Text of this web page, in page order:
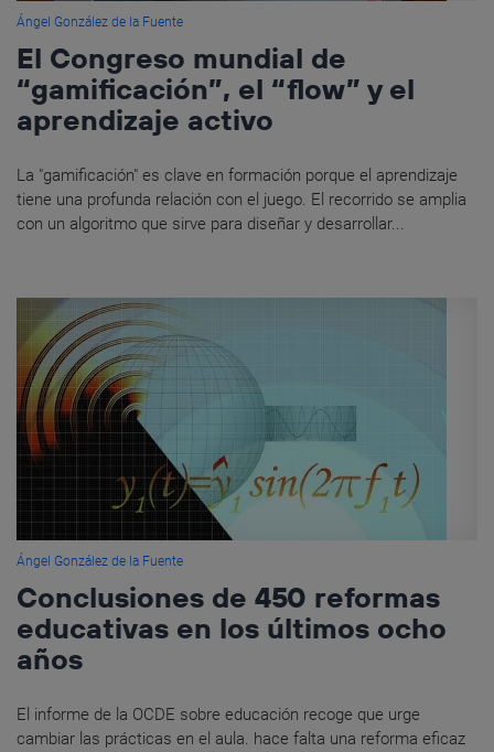
Ángel González de la Fuente
El Congreso mundial de
“gamificación”, el “flow” y el
aprendizaje activo
La "gamificación" es clave en formación porque el aprendizaje
tiene una profunda relación con el juego. El recorrido se amplia
con un algoritmo que sirve para diseñar y desarrollar...
Ángel González de la Fuente
Conclusiones de 450 reformas
educativas en los últimos ocho
años
El informe de la OCDE sobre educación recoge que urge
cambiar las prácticas en el aula. hace falta una reforma eficaz